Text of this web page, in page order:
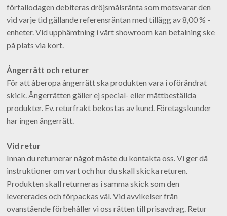
förfallodagen debiteras dröjsmålsränta som motsvarar den
vid varje tid gällande referensräntan med tillägg av 8,00 % -
enheter. Vid upphämtning i vårt showroom kan betalning ske
på plats via kort.
Ångerrätt och returer
För att åberopa ångerrätt ska produkten vara i oförändrat
skick. Ångerrätten gäller ej special- eller måttbeställda
produkter. Ev. returfrakt bekostas av kund. Företagskunder
har ingen ångerrätt.
Vid retur
Innan du returnerar något måste du kontakta oss. Vi ger då
instruktioner om vart och hur du skall skicka returen.
Produkten skall returneras i samma skick som den
levererades och förpackas väl. Vid avvikelser från
ovanstående förbehåller vi oss rätten till prisavdrag. Retur